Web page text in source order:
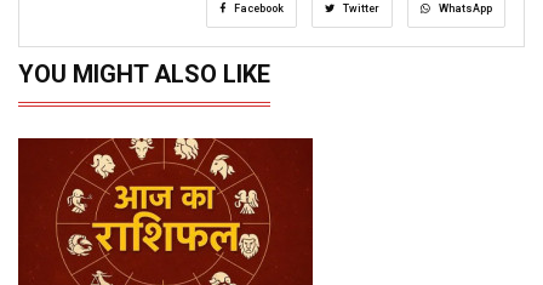
Facebook Twitter WhatsApp
YOU MIGHT ALSO LIKE